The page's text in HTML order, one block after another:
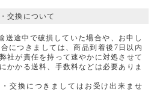
交換について
送途中で破損していた場合や、お申し
につきましては、商品到着後7日以内
社が責任を持って速やかに対処させて
かかる送料、手数料などは必要ありま
交換につきましてはお受け出来ませ